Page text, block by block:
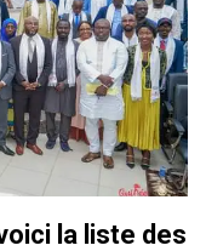
la liste des